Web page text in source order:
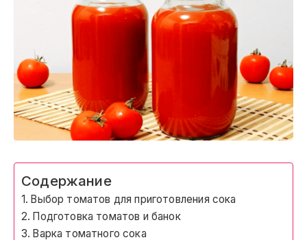
Содержание
Выбор томатов для приготовления сока
Подготовка томатов и банок
Варка томатного сока